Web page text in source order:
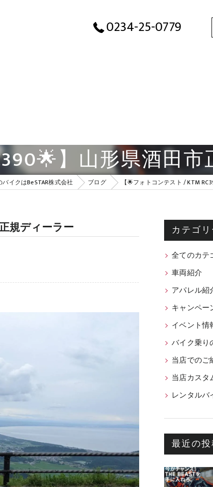
0234-25-0779
】山形県酒田
バイクはBeSTAR株式会社 ブログ 【🌟フォトコンテスト / KTM
規ディーラー カテゴ
全てのカテ
車両紹介
アパレル紹
キャンペー
イベント情
バイク乗り
当店でのご
当店カスタ
レンタルバ
最近の